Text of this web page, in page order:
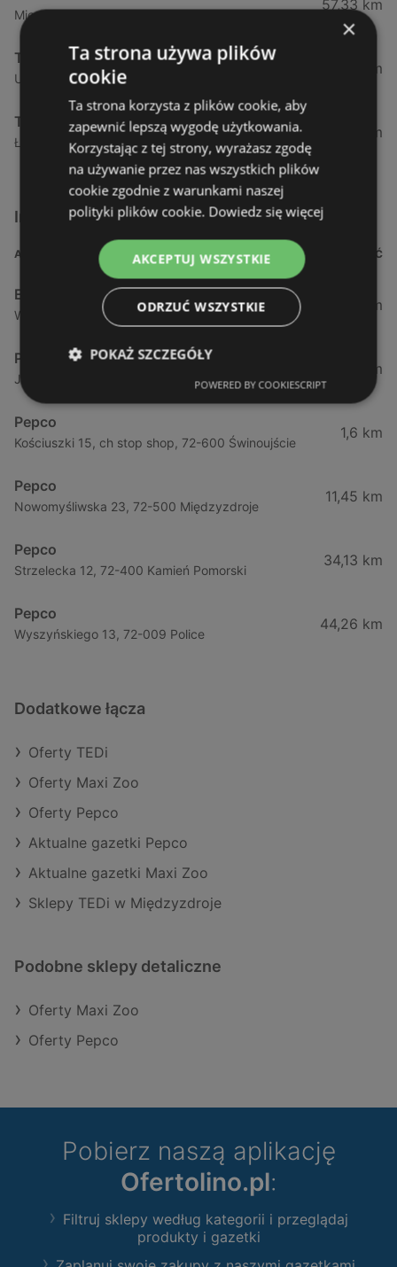
Mieszka I63, 70-011 Szczecin
57,33 km
TEDi
Ul. Półwiejska 7b, 72-320 Trzebiatów
67,85 km
TEDi
Łużycka 76c (Fmz S1, 74-100 Gryfino
74,79 km
Inne sklepy Inne w pobliżu
ADRES ODLEGŁOŚĆ
Empik
Władysława Iv 32/1, 72-600 Świnoujście
0,68 km
Pepco
Jarosława Dąbrowskiego 5, 72-600 Świnoujście
1,35 km
Pepco
Kościuszki 15, ch stop shop, 72-600 Świnoujście
1,6 km
Pepco
Nowomyśliwska 23, 72-500 Międzyzdroje
11,45 km
Pepco
Strzelecka 12, 72-400 Kamień Pomorski
34,13 km
Pepco
Wyszyńskiego 13, 72-009 Police
44,26 km
Dodatkowe łącza
Oferty TEDi
Oferty Maxi Zoo
Oferty Pepco
Aktualne gazetki Pepco
Aktualne gazetki Maxi Zoo
Sklepy TEDi w Międzyzdroje
Podobne sklepy detaliczne
Oferty Maxi Zoo
Oferty Pepco
Pobierz naszą aplikację
Ofertolino.pl:
Filtruj sklepy według kategorii i przeglądaj
produkty i gazetki
×
Ta strona używa plików
cookie
Ta strona korzysta z plików cookie, aby
zapewnić lepszą wygodę użytkowania.
Korzystając z tej strony, wyrażasz zgodę
na używanie przez nas wszystkich plików
cookie zgodnie z warunkami naszej
polityki plików cookie. Dowiedz się więcej
AKCEPTUJ WSZYSTKIE
ODRZUĆ WSZYSTKIE
POKAŻ SZCZEGÓŁY
POWERED BY COOKIESCRIPT